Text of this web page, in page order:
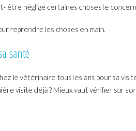
être négligé certaines choses le
reprendre les choses en main.
santé
le vétérinaire tous les ans pour sa
visite déjà ? Mieux vaut vérifier sur